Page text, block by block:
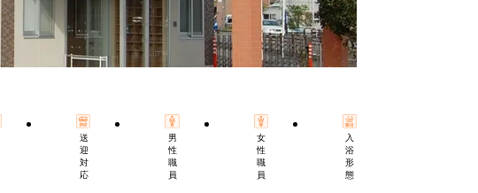
送
迎
対
応
男
性
職
員
女
性
職
員
入
浴
形
態